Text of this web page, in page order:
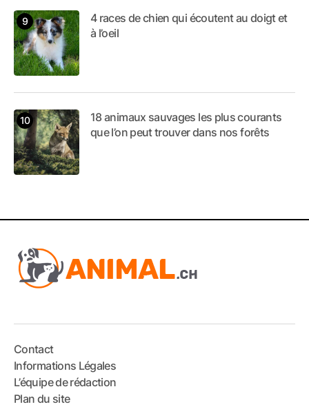
4 races de chien qui écoutent au doigt et
à l’oeil
18 animaux sauvages les plus courants
que l’on peut trouver dans nos forêts
Contact
Informations Légales
L’équipe de rédaction
Plan du site